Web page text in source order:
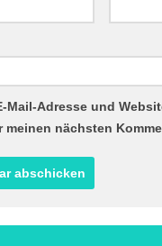
Mail-Adresse und
meinen nächsten